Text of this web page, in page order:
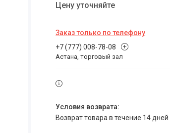
Цену уточняйте
Заказ только по телефону
+7 (777) 008-78-08
Астана, торговый зал
возврат товара в течение 14 дней